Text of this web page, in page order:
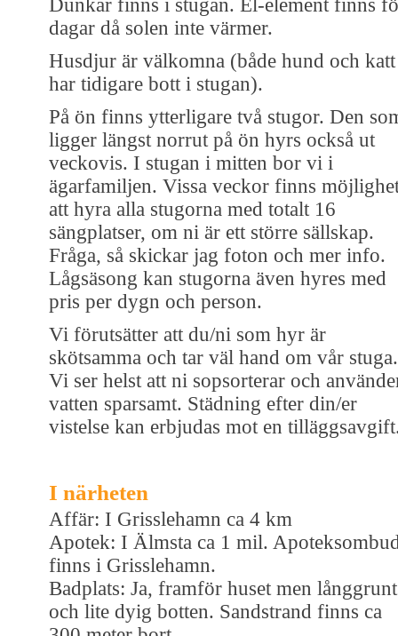
Dunkar finns i stugan. El-element finns
dagar då solen inte värmer.
Husdjur är välkomna (både hund och katt
har tidigare bott i stugan).
På ön finns ytterligare två stugor. Den
ligger längst norrut på ön hyrs också ut
veckovis. I stugan i mitten bor vi i
ägarfamiljen. Vissa veckor finns
att hyra alla stugorna med totalt 16
sängplatser, om ni är ett större sällskap.
Fråga, så skickar jag foton och mer info.
Lågsäsong kan stugorna även hyres med
pris per dygn och person.
Vi förutsätter att du/ni som hyr är
skötsamma och tar väl hand om vår stuga.
Vi ser helst att ni sopsorterar och
vatten sparsamt. Städning efter din/er
vistelse kan erbjudas mot en
I närheten
Affär: I Grisslehamn ca 4 km
Apotek: I Älmsta ca 1 mil.
finns i Grisslehamn.
Badplats: Ja, framför huset men långgrunt
och lite dyig botten. Sandstrand finns ca